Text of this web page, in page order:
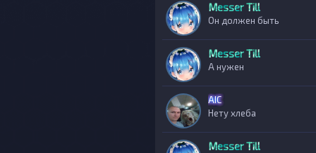
Messer Till
Он должен быть
Messer Till
А нужен
AIС
Нету хлеба
Messer Till